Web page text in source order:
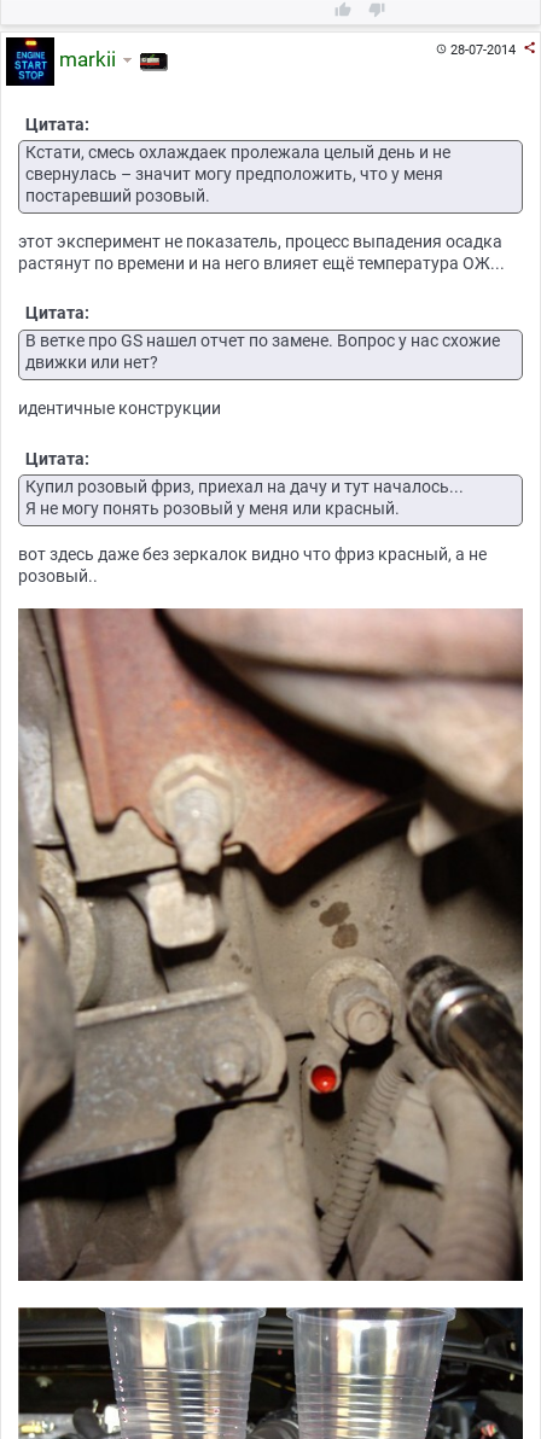
 
28-07-2014 
markii
Цитата:
Кстати, смесь охлаждаек пролежала целый день и не
свернулась – значит могу предположить, что у меня
постаревший розовый.
этот эксперимент не показатель, процесс выпадения осадка
растянут по времени и на него влияет ещё температура ОЖ...
Цитата:
В ветке про GS нашел отчет по замене. Вопрос у нас схожие
движки или нет?
идентичные конструкции
Цитата:
Купил розовый фриз, приехал на дачу и тут началось...
Я не могу понять розовый у меня или красный.
вот здесь даже без зеркалок видно что фриз красный, а не
розовый..